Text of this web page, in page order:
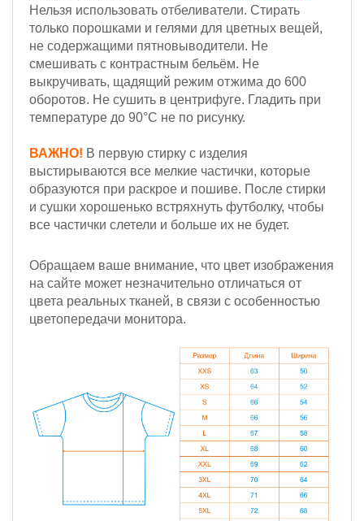
Нельзя использовать отбеливатели. Стирать
только порошками и гелями для цветных вещей,
не содержащими пятновыводители. Не
смешивать с контрастным бельём. Не
выкручивать, щадящий режим отжима до 600
оборотов. Не сушить в центрифуге. Гладить при
температуре до 90°С не по рисунку.
ВАЖНО! В первую стирку с изделия
выстирываются все мелкие частички, которые
образуются при раскрое и пошиве. После стирки
и сушки хорошенько встряхнуть футболку, чтобы
все частички слетели и больше их не будет.
Обращаем ваше внимание, что цвет изображения
на сайте может незначительно отличаться от
цвета реальных тканей, в связи с особенностью
цветопередачи монитора.